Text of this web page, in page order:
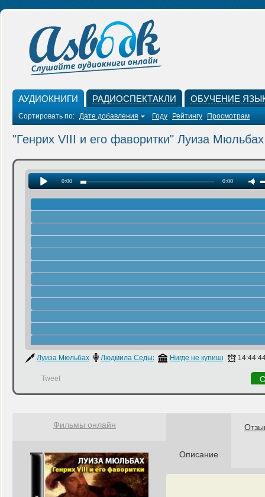
АУДИОКНИГИ РАДИОСПЕКТАКЛИ ОБУЧЕНИЕ
Сортировать по: Дате добавления Году Рейтингу Просмотрам
"Генрих VIII и его фаворитки" Луиза Мюльбах
0:00 0:00
Луиза Мюльбах Людмила Седых Нигде не купишь
Tweet
Описание
Фильмы онлайн